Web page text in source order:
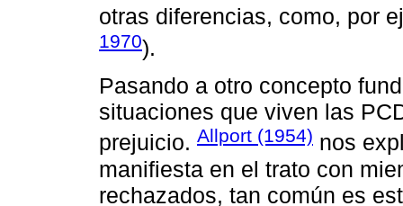
otras diferencias, como, por
1970).
Pasando a otro concepto
situaciones que viven las
prejuicio. Allport (1954) nos
manifiesta en el trato con
rechazados, tan común es